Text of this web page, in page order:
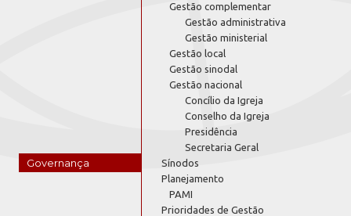
Governança
Gestão complementar
Gestão administrativa
Gestão ministerial
Gestão local
Gestão sinodal
Gestão nacional
Concílio da Igreja
Conselho da Igreja
Presidência
Secretaria Geral
Sínodos
Planejamento
PAMI
Prioridades de Gestão